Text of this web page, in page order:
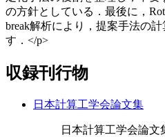
の方針としている．最後に，
break解析により，提案手法の
す．</p>
収録刊行物
日本計算工学会論文集
日本計算工学会論文